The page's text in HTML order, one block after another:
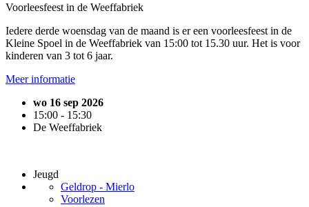
Voorleesfeest in de Weeffabriek
Iedere derde woensdag van de maand is er een voorleesfeest in de
Kleine Spoel in de Weeffabriek van 15:00 tot 15.30 uur. Het is voor
kinderen van 3 tot 6 jaar.
Meer informatie
wo 16 sep 2026
15:00 - 15:30
De Weeffabriek
Jeugd
Geldrop - Mierlo
Voorlezen